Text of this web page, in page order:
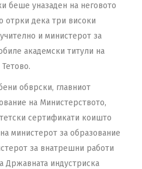
беше уназаден на неговото
отрки дека три високи
и министерот за
академски титули на
обврски, главниот
на Министерството,
сертификати коишто
министерот за образование
за внатрешни работи
Државната индустриска